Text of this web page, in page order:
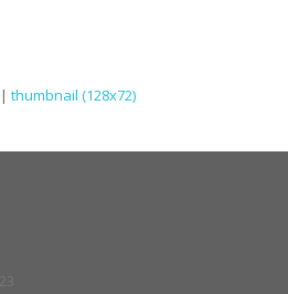
|thumbnail (128x72)